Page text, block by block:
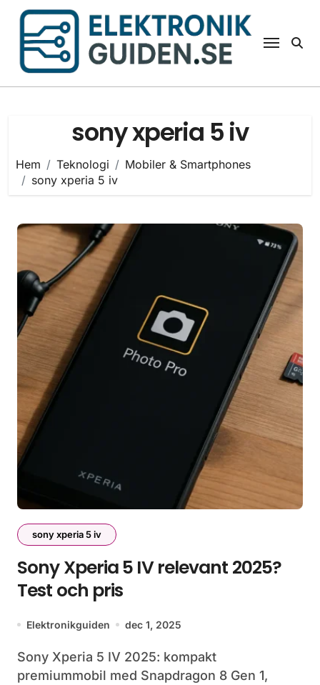
Hoppa
innehåll
sony xperia 5 iv
Hem Teknologi
Mobiler & Smartphones
sony xperia 5 iv
sony xperia 5 iv
Sony Xperia 5 IV relevant 2025?
Test och pris
Elektronikguiden dec 1, 2025
Sony Xperia 5 IV 2025: kompakt
premiummobil med Snapdragon 8 Gen 1,